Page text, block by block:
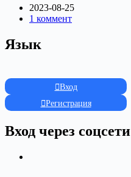
2023-08-25
1 коммент
Язык
Вход
Регистрация
Вход через соцсети